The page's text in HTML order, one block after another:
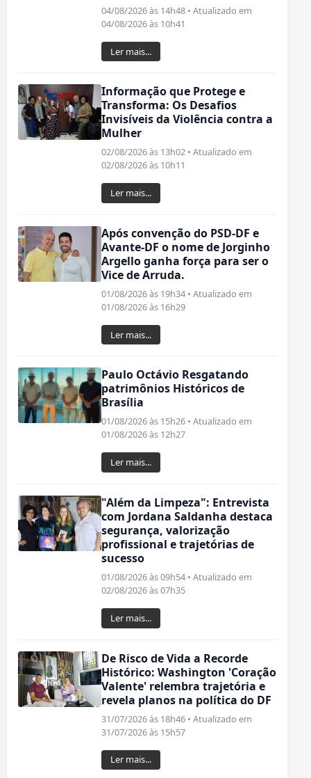
04/08/2026 às 14h48 • Atualizado em
04/08/2026 às 10h41
Ler mais...
Informação que Protege e
Transforma: Os Desafios
Invisíveis da Violência contra a
Mulher
02/08/2026 às 13h02 • Atualizado em
02/08/2026 às 10h11
Ler mais...
Após convenção do PSD-DF e
Avante-DF o nome de Jorginho
Argello ganha força para ser o
Vice de Arruda.
01/08/2026 às 19h34 • Atualizado em
01/08/2026 às 16h29
Ler mais...
Paulo Octávio Resgatando
patrimônios Históricos de
Brasília
01/08/2026 às 15h26 • Atualizado em
01/08/2026 às 12h27
Ler mais...
"Além da Limpeza": Entrevista
com Jordana Saldanha destaca
segurança, valorização
profissional e trajetórias de
sucesso
01/08/2026 às 09h54 • Atualizado em
02/08/2026 às 07h35
Ler mais...
De Risco de Vida a Recorde
Histórico: Washington 'Coração
Valente' relembra trajetória e
revela planos na política do DF
31/07/2026 às 18h46 • Atualizado em
31/07/2026 às 15h57
Ler mais...